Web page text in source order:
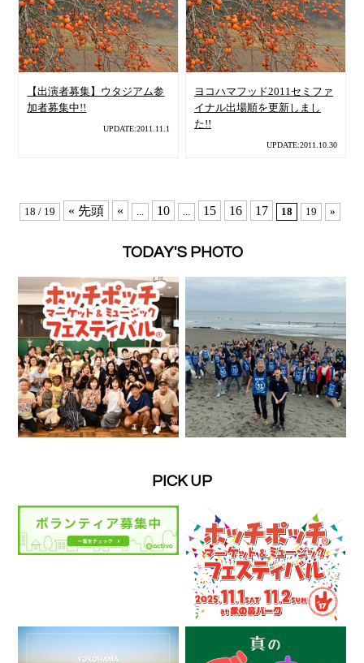
【出演者募集】ウタジアム参
加者募集中!!
UPDATE:2011.11.1
ヨコハマフッド2011セミファ
イナル出場順を更新しまし
た!!
UPDATE:2011.10.30
18 / 19 « 先頭 « ... 10 ... 15 16 17 18 19 »
TODAY'S PHOTO
PICK UP